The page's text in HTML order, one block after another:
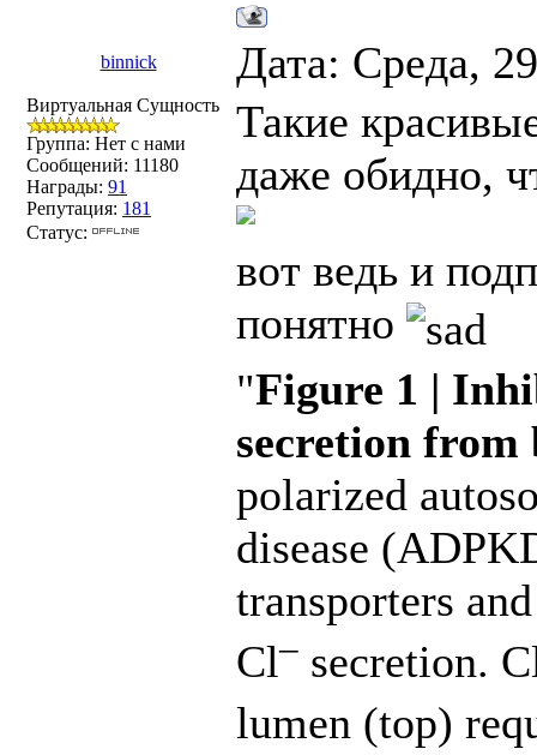
binnick Дата: Среда,
Виртуальная Сущность
Группа: Нет с нами
Сообщений: 11180
Награды: 91
Репутация: 181
Статус:
Такие
даже обидно,
вот ведь и
понятно
"Figure 1 |
secretion from
polarized
disease
transporters
Cl– secretion.
lumen (top)